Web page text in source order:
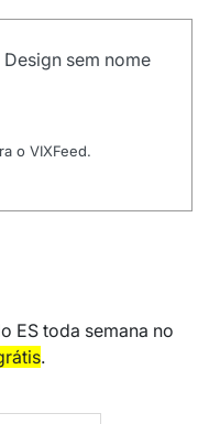
o VIXFeed.
ES toda semana no
.